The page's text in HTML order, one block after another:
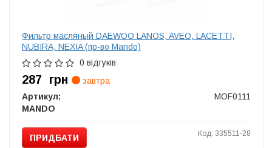
Фильтр масляный DAEWOO LANOS, AVEO, LACETTI,
NUBIRA, NEXIA (пр-во Mando)
0 відгуків
287 грн
завтра
Артикул:
MOF0111
MANDO
ПРИДБАТИ Код: 335511-28